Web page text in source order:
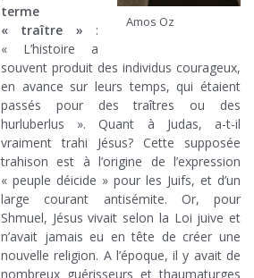
Amos Oz
terme
« traître » :
« L’histoire a
souvent produit des individus courageux,
en avance sur leurs temps, qui étaient
passés pour des traîtres ou des
hurluberlus ». Quant à Judas, a-t-il
vraiment trahi Jésus? Cette supposée
trahison est à l’origine de l’expression
« peuple déicide » pour les Juifs, et d’un
large courant antisémite. Or, pour
Shmuel, Jésus vivait selon la Loi juive et
n’avait jamais eu en tête de créer une
nouvelle religion. A l’époque, il y avait de
nombreux guérisseurs et thaumaturges